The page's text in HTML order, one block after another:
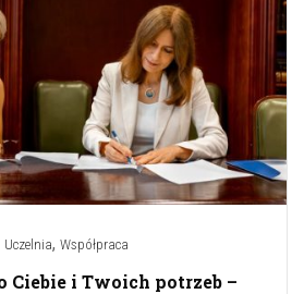
Uczelnia, Współpraca
Ciebie i Twoich potrzeb –